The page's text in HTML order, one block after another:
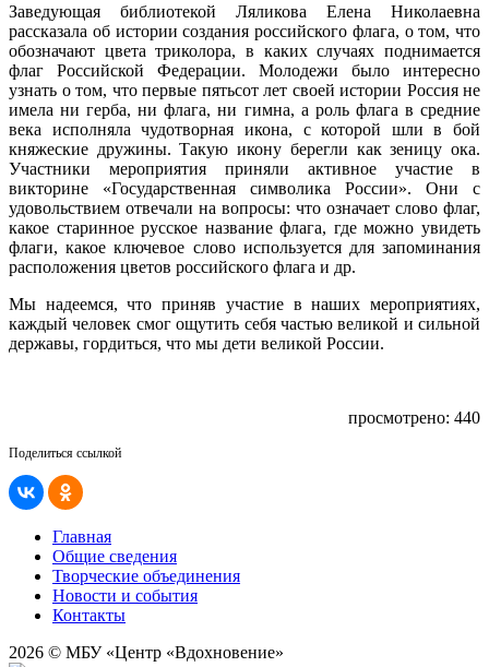
Заведующая библиотекой Ляликова Елена Николаевна
рассказала об истории создания российского флага, о том, что
обозначают цвета триколора, в каких случаях поднимается
флаг Российской Федерации. Молодежи было интересно
узнать о том, что первые пятьсот лет своей истории Россия не
имела ни герба, ни флага, ни гимна, а роль флага в средние
века исполняла чудотворная икона, с которой шли в бой
княжеские дружины. Такую икону берегли как зеницу ока.
Участники мероприятия приняли активное участие в
викторине «Государственная символика России». Они с
удовольствием отвечали на вопросы: что означает слово флаг,
какое старинное русское название флага, где можно увидеть
флаги, какое ключевое слово используется для запоминания
расположения цветов российского флага и др.
Мы надеемся, что приняв участие в наших мероприятиях,
каждый человек смог ощутить себя частью великой и сильной
державы, гордиться, что мы дети великой России.
просмотрено: 440
Поделиться ссылкой
Главная
Общие сведения
Творческие объединения
Новости и события
Контакты
2026 © МБУ «Центр «Вдохновение»